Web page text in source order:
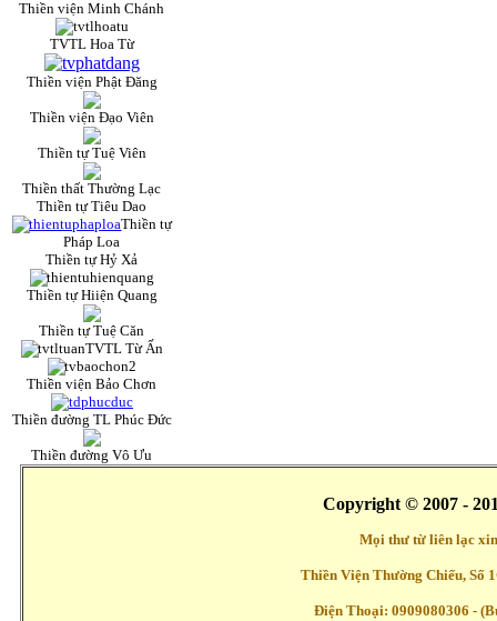
Thiền viện Minh Chánh
TVTL Hoa Từ
Thiền viện Phật Đăng
Thiền viện Đạo Viên
Thiền tự Tuệ Viên
Thiền thất Thường Lạc
Thiền tự Tiêu Dao
Thiền tự
Pháp Loa
Thiền tự Hỷ Xả
Thiền tự Hiiện Quang
Thiền tự Tuệ Căn
TVTL Từ Ấn
Thiền viện Bảo Chơn
Thiền đường TL Phúc Đức
Thiền đường Vô Ưu
Copyright © 2007 -
Mọi thư từ liên lạc
Thiền Viện Thường Chiếu, Số
Điện Thoại: 0909080306 -